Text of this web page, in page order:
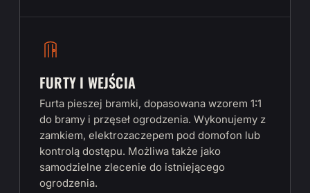
FURTY I WEJŚCIA
Furta pieszej bramki, dopasowana wzorem 1:1
do bramy i przęseł ogrodzenia. Wykonujemy z
zamkiem, elektrozaczepem pod domofon lub
kontrolą dostępu. Możliwa także jako
samodzielne zlecenie do istniejącego
ogrodzenia.